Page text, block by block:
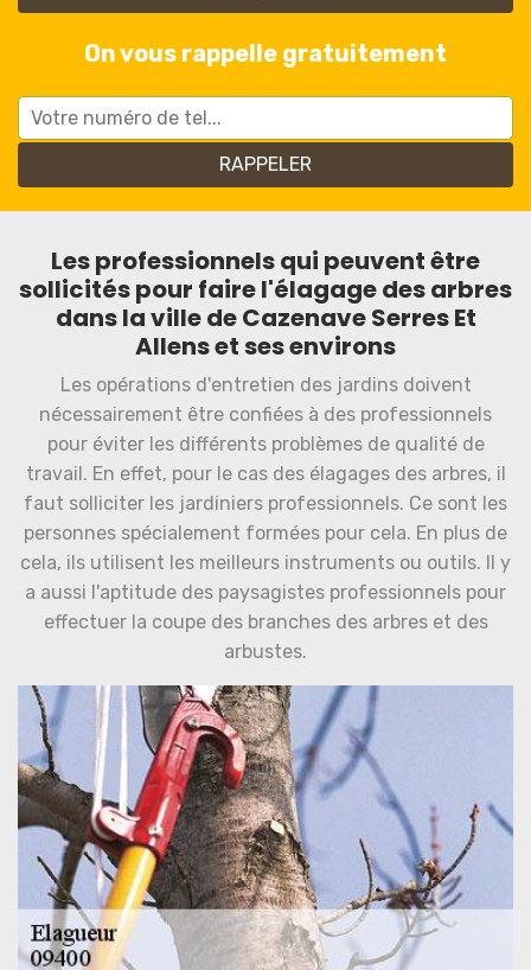
On vous rappelle gratuitement
Les professionnels qui peuvent être
sollicités pour faire l'élagage des arbres
dans la ville de Cazenave Serres Et
Allens et ses environs
Les opérations d'entretien des jardins doivent
nécessairement être confiées à des professionnels
pour éviter les différents problèmes de qualité de
travail. En effet, pour le cas des élagages des arbres, il
faut solliciter les jardiniers professionnels. Ce sont les
personnes spécialement formées pour cela. En plus de
cela, ils utilisent les meilleurs instruments ou outils. Il y
a aussi l'aptitude des paysagistes professionnels pour
effectuer la coupe des branches des arbres et des
arbustes.